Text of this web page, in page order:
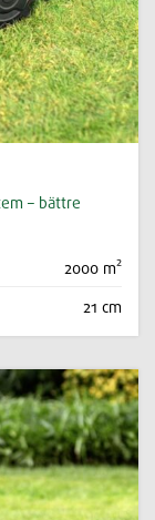
– bättre
2000 m²
21 cm